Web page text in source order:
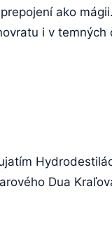
ako
i v temných
Dua